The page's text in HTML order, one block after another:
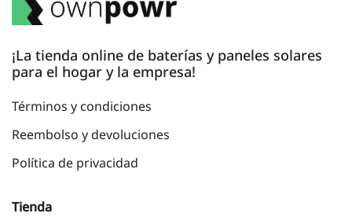
¡La tienda online de baterías y paneles solares
para el hogar y la empresa!
Términos y condiciones
Reembolso y devoluciones
Política de privacidad
Tienda